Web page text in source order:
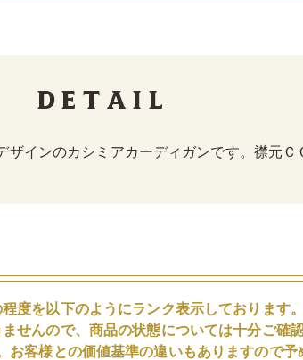
Detail
ザインのカシミアカーディガンです。襟元Ｃ
度を以下のようにランク表示しております
せんので、商品の状態については十分ご確
お客様との価値基準の違いもありますので予